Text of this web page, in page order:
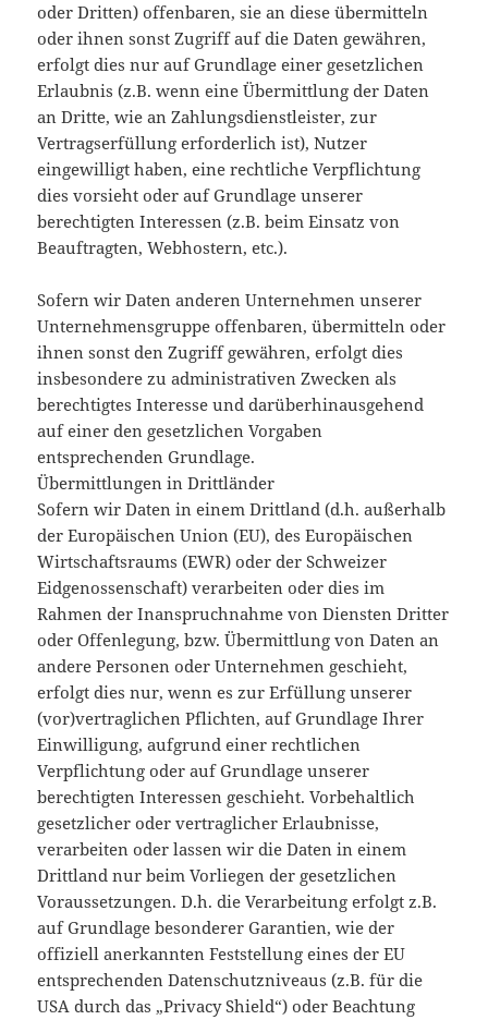
oder Dritten) offenbaren, sie an diese übermitteln
oder ihnen sonst Zugriff auf die Daten gewähren,
erfolgt dies nur auf Grundlage einer gesetzlichen
Erlaubnis (z.B. wenn eine Übermittlung der Daten
an Dritte, wie an Zahlungsdienstleister, zur
Vertragserfüllung erforderlich ist), Nutzer
eingewilligt haben, eine rechtliche Verpflichtung
dies vorsieht oder auf Grundlage unserer
berechtigten Interessen (z.B. beim Einsatz von
Beauftragten, Webhostern, etc.).
Sofern wir Daten anderen Unternehmen unserer
Unternehmensgruppe offenbaren, übermitteln oder
ihnen sonst den Zugriff gewähren, erfolgt dies
insbesondere zu administrativen Zwecken als
berechtigtes Interesse und darüberhinausgehend
auf einer den gesetzlichen Vorgaben
entsprechenden Grundlage.
Übermittlungen in Drittländer
Sofern wir Daten in einem Drittland (d.h. außerhalb
der Europäischen Union (EU), des Europäischen
Wirtschaftsraums (EWR) oder der Schweizer
Eidgenossenschaft) verarbeiten oder dies im
Rahmen der Inanspruchnahme von Diensten Dritter
oder Offenlegung, bzw. Übermittlung von Daten an
andere Personen oder Unternehmen geschieht,
erfolgt dies nur, wenn es zur Erfüllung unserer
(vor)vertraglichen Pflichten, auf Grundlage Ihrer
Einwilligung, aufgrund einer rechtlichen
Verpflichtung oder auf Grundlage unserer
berechtigten Interessen geschieht. Vorbehaltlich
gesetzlicher oder vertraglicher Erlaubnisse,
verarbeiten oder lassen wir die Daten in einem
Drittland nur beim Vorliegen der gesetzlichen
Voraussetzungen. D.h. die Verarbeitung erfolgt z.B.
auf Grundlage besonderer Garantien, wie der
offiziell anerkannten Feststellung eines der EU
entsprechenden Datenschutzniveaus (z.B. für die
USA durch das „Privacy Shield“) oder Beachtung